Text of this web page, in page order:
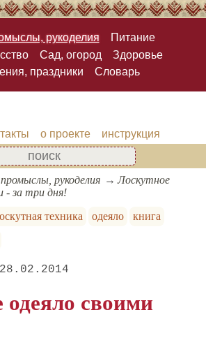
рукоделия
Питание
Сад, огород
Здоровье
праздники
Словарь
о проекте инструкция
рукоделия
Лоскутное
- за три дня!
техника одеяло
книга
28.02.2014
одеяло своими